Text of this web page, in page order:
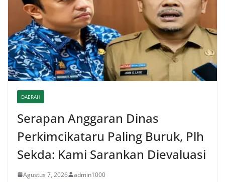
DAERAH
Serapan Anggaran Dinas
Perkimcikataru Paling Buruk, Plh
Sekda: Kami Sarankan Dievaluasi
Agustus 7, 2026 admin1000